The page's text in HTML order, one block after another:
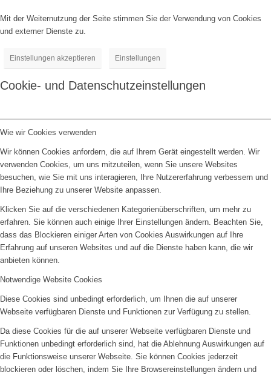
Mit der Weiternutzung der Seite stimmen Sie der Verwendung von Cookies
und externer Dienste zu.
Einstellungen akzeptieren Einstellungen
Cookie- und Datenschutzeinstellungen
Wie wir Cookies verwenden
Wir können Cookies anfordern, die auf Ihrem Gerät eingestellt werden. Wir
verwenden Cookies, um uns mitzuteilen, wenn Sie unsere Websites
besuchen, wie Sie mit uns interagieren, Ihre Nutzererfahrung verbessern und
Ihre Beziehung zu unserer Website anpassen.
Klicken Sie auf die verschiedenen Kategorienüberschriften, um mehr zu
erfahren. Sie können auch einige Ihrer Einstellungen ändern. Beachten Sie,
dass das Blockieren einiger Arten von Cookies Auswirkungen auf Ihre
Erfahrung auf unseren Websites und auf die Dienste haben kann, die wir
anbieten können.
Notwendige Website Cookies
Diese Cookies sind unbedingt erforderlich, um Ihnen die auf unserer
Webseite verfügbaren Dienste und Funktionen zur Verfügung zu stellen.
Da diese Cookies für die auf unserer Webseite verfügbaren Dienste und
Funktionen unbedingt erforderlich sind, hat die Ablehnung Auswirkungen auf
die Funktionsweise unserer Webseite. Sie können Cookies jederzeit
blockieren oder löschen, indem Sie Ihre Browsereinstellungen ändern und